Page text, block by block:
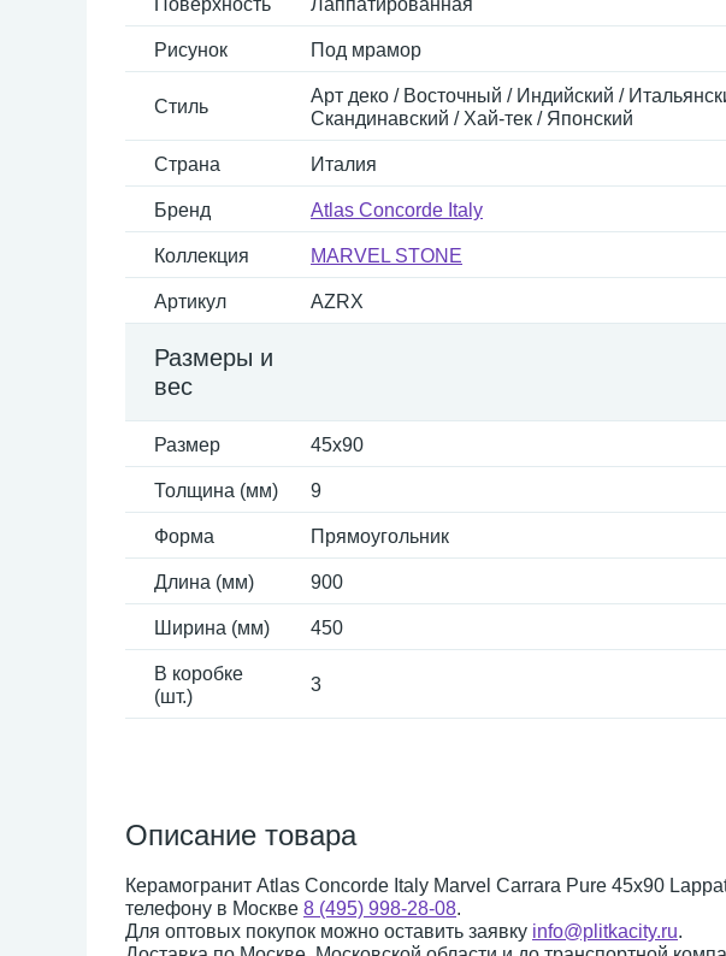
Поверхность Лаппатированная
Рисунок Под мрамор
Стиль
Арт деко / Восточный / Индийский /
Скандинавский / Хай-тек / Японский
Страна Италия
Бренд Atlas Concorde Italy
Коллекция MARVEL STONE
Артикул AZRX
Размеры и
вес
Размер 45x90
Толщина (мм) 9
Форма Прямоугольник
Длина (мм) 900
Ширина (мм) 450
В коробке
(шт.)
3
Описание товара
Керамогранит Atlas Concorde Italy Marvel Carrara Pure 45x90
телефону в Москве 8 (495) 998-28-08.
Для оптовых покупок можно оставить заявку info@plitkacity.ru.